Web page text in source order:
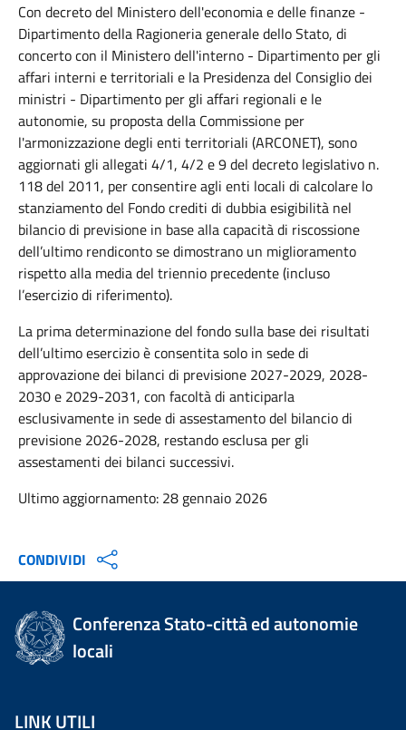
Con decreto del Ministero dell'economia e delle finanze -
Dipartimento della Ragioneria generale dello Stato, di
concerto con il Ministero dell'interno - Dipartimento per gli
affari interni e territoriali e la Presidenza del Consiglio dei
ministri - Dipartimento per gli affari regionali e le
autonomie, su proposta della Commissione per
l'armonizzazione degli enti territoriali (ARCONET), sono
aggiornati gli allegati 4/1, 4/2 e 9 del decreto legislativo n.
118 del 2011, per consentire agli enti locali di calcolare lo
stanziamento del Fondo crediti di dubbia esigibilità nel
bilancio di previsione in base alla capacità di riscossione
dell’ultimo rendiconto se dimostrano un miglioramento
rispetto alla media del triennio precedente (incluso
l’esercizio di riferimento).
La prima determinazione del fondo sulla base dei risultati
dell’ultimo esercizio è consentita solo in sede di
approvazione dei bilanci di previsione 2027-2029, 2028-
2030 e 2029-2031, con facoltà di anticiparla
esclusivamente in sede di assestamento del bilancio di
previsione 2026-2028, restando esclusa per gli
assestamenti dei bilanci successivi.
Ultimo aggiornamento: 28 gennaio 2026
CONDIVIDI
Conferenza Stato-città ed autonomie
locali
LINK UTILI